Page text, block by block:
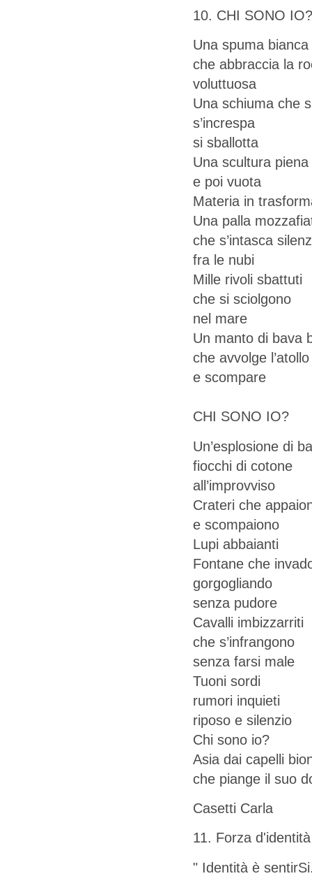
10. CHI SONO IO?
Una spuma bianca
che abbraccia la
voluttuosa
Una schiuma che
s’increspa
si sballotta
Una scultura piena
e poi vuota
Materia in
Una palla
che s’intasca
fra le nubi
Mille rivoli sbattuti
che si sciolgono
nel mare
Un manto di bava
che avvolge l’atollo
e scompare
CHI SONO IO?
Un’esplosione di
fiocchi di cotone
all’improvviso
Crateri che
e scompaiono
Lupi abbaianti
Fontane che
gorgogliando
senza pudore
Cavalli imbizzarriti
che s’infrangono
senza farsi male
Tuoni sordi
rumori inquieti
riposo e silenzio
Chi sono io?
Asia dai capelli
che piange il suo
Casetti Carla
11. Forza d'identità
" Identità è